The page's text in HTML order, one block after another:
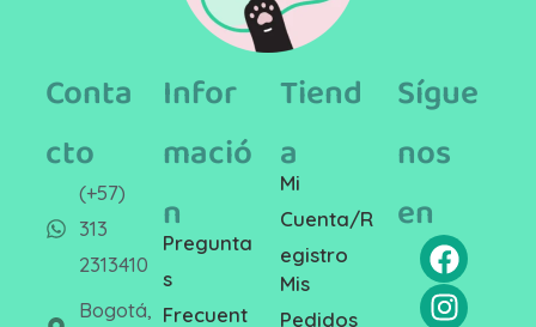
Conta
cto
(+57)
313
2313410
Bogotá,
Infor
mació
n
Pregunta
s
Frecuent
Tiend
a
Mi
Cuenta/R
egistro
Mis
Pedidos
Sígue
nos
en